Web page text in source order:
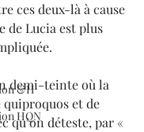
&H
HQN
ces deux-là à cause
de Lucia est plus
demi-teinte où la
et de
qu’on déteste, par «